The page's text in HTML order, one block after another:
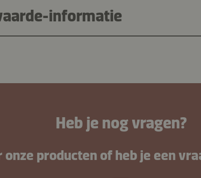
informatie
Heb je nog vragen?
producten of heb je een